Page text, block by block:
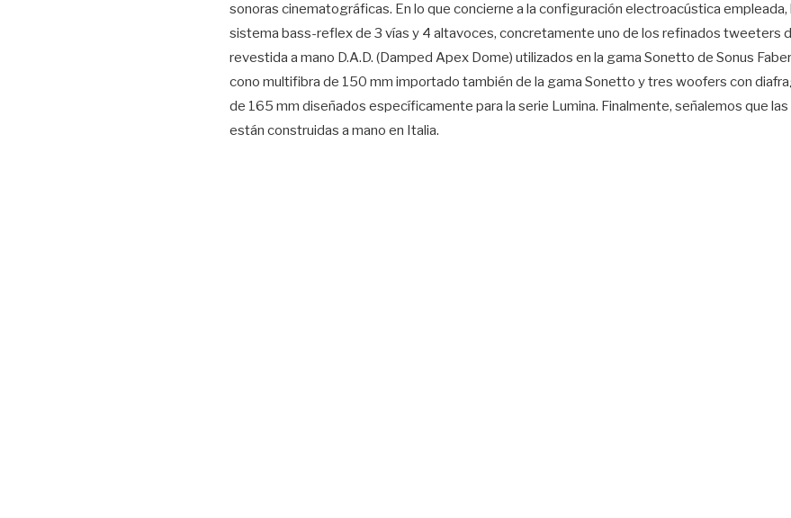
sonoras cinematográficas. En lo que concierne a la configuración electroacústica empleada,
sistema bass-reflex de 3 vías y 4 altavoces, concretamente uno de los refinados tweeters
revestida a mano D.A.D. (Damped Apex Dome) utilizados en la gama Sonetto de Sonus
cono multifibra de 150 mm importado también de la gama Sonetto y tres woofers con
de 165 mm diseñados específicamente para la serie Lumina. Finalmente, señalemos que
están construidas a mano en Italia.